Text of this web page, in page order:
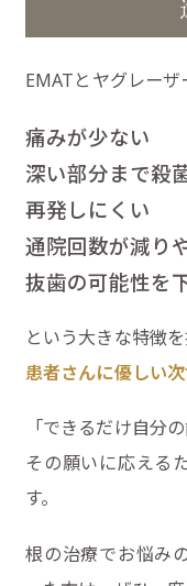
EMATとヤグレーザ
痛みが少ない
深い部分まで殺
再発しにくい
通院回数が減り
抜歯の可能性を
という大きな特徴を
患者さんに優しい
「できるだけ自分
その願いに応える
す。
根の治療でお悩み